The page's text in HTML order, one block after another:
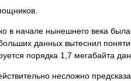
в начале нынешнего века
данных вытеснил
порядка 1,7 мегабайта
несложно